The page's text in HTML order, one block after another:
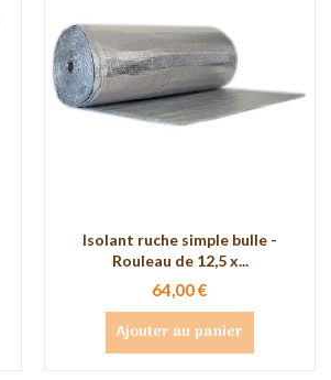
Isolant ruche simple bulle -
Rouleau de 12,5 x...
64,00 €
Ajouter au panier